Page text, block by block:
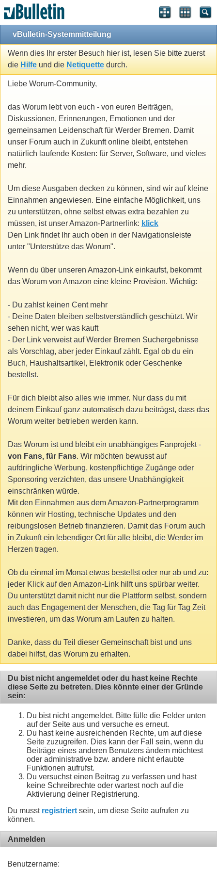
vBulletin-Systemmitteilung
Wenn dies Ihr erster Besuch hier ist, lesen Sie bitte zuerst
die Hilfe und die Netiquette durch.
Liebe Worum-Community,
das Worum lebt von euch - von euren Beiträgen,
Diskussionen, Erinnerungen, Emotionen und der
gemeinsamen Leidenschaft für Werder Bremen. Damit
unser Forum auch in Zukunft online bleibt, entstehen
natürlich laufende Kosten: für Server, Software, und vieles
mehr.
Um diese Ausgaben decken zu können, sind wir auf kleine
Einnahmen angewiesen. Eine einfache Möglichkeit, uns
zu unterstützen, ohne selbst etwas extra bezahlen zu
müssen, ist unser Amazon-Partnerlink: klick
Den Link findet Ihr auch oben in der Navigationsleiste
unter "Unterstütze das Worum".
Wenn du über unseren Amazon-Link einkaufst, bekommt
das Worum von Amazon eine kleine Provision. Wichtig:
- Du zahlst keinen Cent mehr
- Deine Daten bleiben selbstverständlich geschützt. Wir
sehen nicht, wer was kauft
- Der Link verweist auf Werder Bremen Suchergebnisse
als Vorschlag, aber jeder Einkauf zählt. Egal ob du ein
Buch, Haushaltsartikel, Elektronik oder Geschenke
bestellst.
Für dich bleibt also alles wie immer. Nur dass du mit
deinem Einkauf ganz automatisch dazu beiträgst, dass das
Worum weiter betrieben werden kann.
Das Worum ist und bleibt ein unabhängiges Fanprojekt -
von Fans, für Fans. Wir möchten bewusst auf
aufdringliche Werbung, kostenpflichtige Zugänge oder
Sponsoring verzichten, das unsere Unabhängigkeit
einschränken würde.
Mit den Einnahmen aus dem Amazon-Partnerprogramm
können wir Hosting, technische Updates und den
reibungslosen Betrieb finanzieren. Damit das Forum auch
in Zukunft ein lebendiger Ort für alle bleibt, die Werder im
Herzen tragen.
Ob du einmal im Monat etwas bestellst oder nur ab und zu:
jeder Klick auf den Amazon-Link hilft uns spürbar weiter.
Du unterstützt damit nicht nur die Plattform selbst, sondern
auch das Engagement der Menschen, die Tag für Tag Zeit
investieren, um das Worum am Laufen zu halten.
Danke, dass du Teil dieser Gemeinschaft bist und uns
dabei hilfst, das Worum zu erhalten.
Du bist nicht angemeldet oder du hast keine Rechte
diese Seite zu betreten. Dies könnte einer der Gründe
sein:
Du bist nicht angemeldet. Bitte fülle die Felder unten
auf der Seite aus und versuche es erneut.
Du hast keine ausreichenden Rechte, um auf diese
Seite zuzugreifen. Dies kann der Fall sein, wenn du
Beiträge eines anderen Benutzers ändern möchtest
oder administrative bzw. andere nicht erlaubte
Funktionen aufrufst.
Du versuchst einen Beitrag zu verfassen und hast
keine Schreibrechte oder wartest noch auf die
Aktivierung deiner Registrierung.
Du musst registriert sein, um diese Seite aufrufen zu
können.
Anmelden
Benutzername: